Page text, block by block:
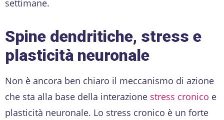
settimane.
Spine dendritiche, stress e
plasticità neuronale
Non è ancora ben chiaro il meccanismo di azione
che sta alla base della interazione stress cronico e
plasticità neuronale. Lo stress cronico è un forte